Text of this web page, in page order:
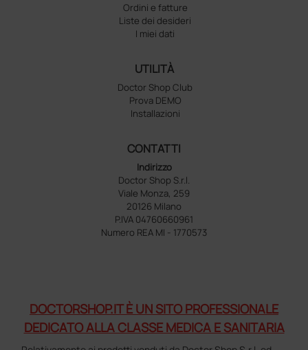
Ordini e fatture
Liste dei desideri
I miei dati
UTILITÀ
Doctor Shop Club
Prova DEMO
Installazioni
CONTATTI
Indirizzo
Doctor Shop S.r.l.
Viale Monza, 259
20126 Milano
P.IVA 04760660961
Numero REA MI - 1770573
DOCTORSHOP.IT È UN SITO PROFESSIONALE
DEDICATO ALLA CLASSE MEDICA E SANITARIA